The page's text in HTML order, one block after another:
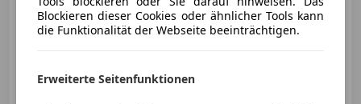
€ 26 990 1
Blockieren dieser Cookies oder ähnlicher Tools kann
die Funktionalität der Webseite beeinträchtigen.
Erweiterte Seitenfunktionen